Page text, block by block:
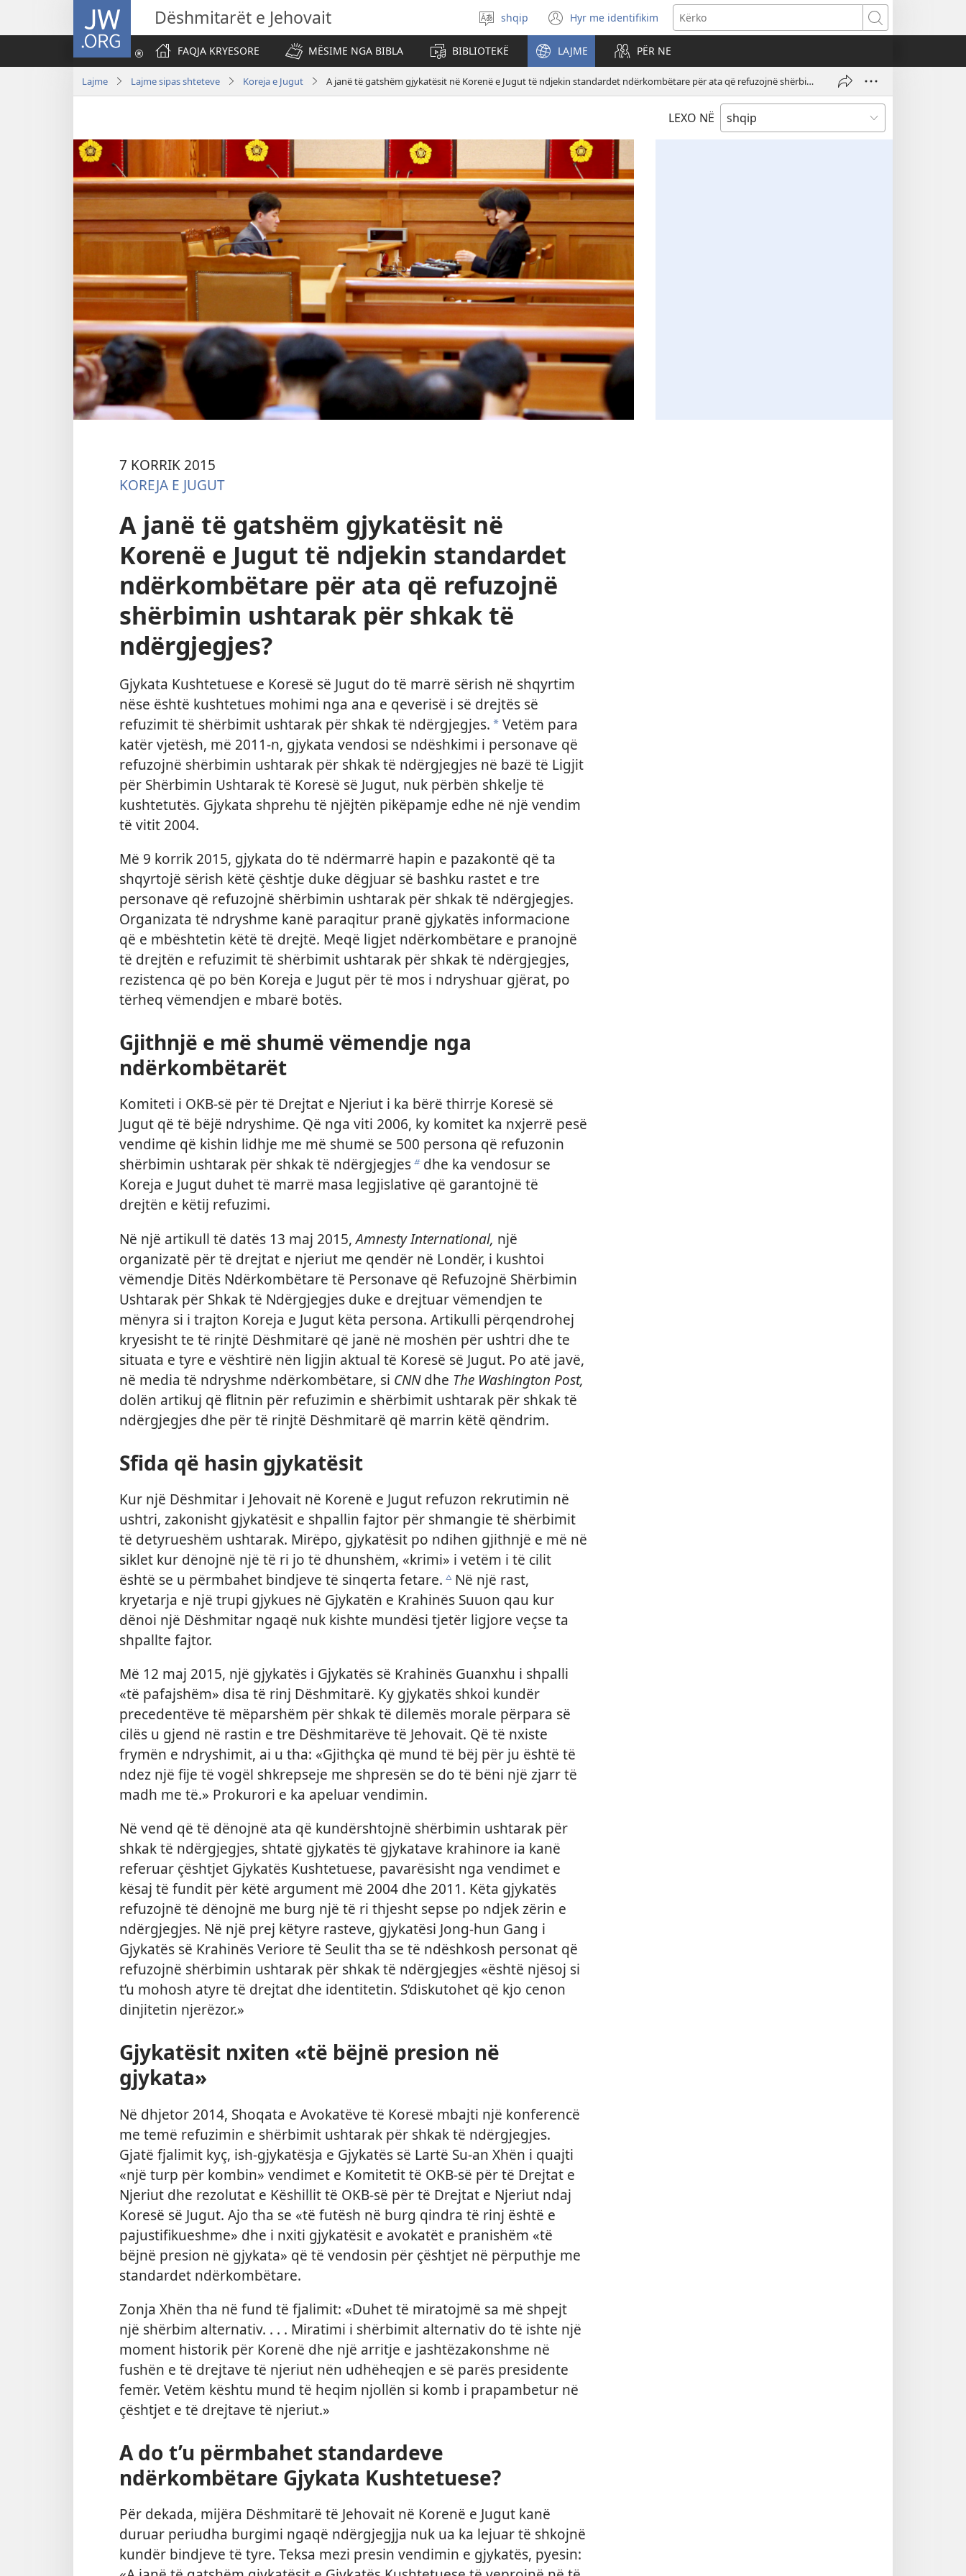
JW.ORG Dëshmitarët e Jehovait
Zgjidh
gjuhën
shqip Hyr me identifikim
(hap
dritare
re)
Kërko
FAQJA KRYESORE
MËSIME NGA BIBLA BIBLIOTEKË LAJME PËR NE
Lajme Lajme sipas shteteve Koreja e Jugut A janë të gatshëm gjykatësit në Korenë e Jugut të ndjekin standardet ndërkombëtare për ata që refuzojnë shërbimin ushtarak për shkak të ndërgjegjes?
LEXO NË
7 KORRIK 2015
KOREJA E JUGUT
A janë të gatshëm gjykatësit në
Korenë e Jugut të ndjekin standardet
ndërkombëtare për ata që refuzojnë
shërbimin ushtarak për shkak të
ndërgjegjes?
Gjykata Kushtetuese e Koresë së Jugut do të marrë sërish në shqyrtim
nëse është kushtetues mohimi nga ana e qeverisë i së drejtës së
refuzimit të shërbimit ushtarak për shkak të ndërgjegjes. a Vetëm para
katër vjetësh, më 2011-n, gjykata vendosi se ndëshkimi i personave që
refuzojnë shërbimin ushtarak për shkak të ndërgjegjes në bazë të Ligjit
për Shërbimin Ushtarak të Koresë së Jugut, nuk përbën shkelje të
kushtetutës. Gjykata shprehu të njëjtën pikëpamje edhe në një vendim
të vitit 2004.
Më 9 korrik 2015, gjykata do të ndërmarrë hapin e pazakontë që ta
shqyrtojë sërish këtë çështje duke dëgjuar së bashku rastet e tre
personave që refuzojnë shërbimin ushtarak për shkak të ndërgjegjes.
Organizata të ndryshme kanë paraqitur pranë gjykatës informacione
që e mbështetin këtë të drejtë. Meqë ligjet ndërkombëtare e pranojnë
të drejtën e refuzimit të shërbimit ushtarak për shkak të ndërgjegjes,
rezistenca që po bën Koreja e Jugut për të mos i ndryshuar gjërat, po
tërheq vëmendjen e mbarë botës.
Gjithnjë e më shumë vëmendje nga
ndërkombëtarët
Komiteti i OKB-së për të Drejtat e Njeriut i ka bërë thirrje Koresë së
Jugut që të bëjë ndryshime. Që nga viti 2006, ky komitet ka nxjerrë pesë
vendime që kishin lidhje me më shumë se 500 persona që refuzonin
shërbimin ushtarak për shkak të ndërgjegjesbdhe ka vendosur se
Koreja e Jugut duhet të marrë masa legjislative që garantojnë të
drejtën e këtij refuzimi.
Në një artikull të datës 13 maj 2015,Amnesty International, një
organizatë për të drejtat e njeriut me qendër në Londër, i kushtoi
vëmendje Ditës Ndërkombëtare të Personave që Refuzojnë Shërbimin
Ushtarak për Shkak të Ndërgjegjes duke e drejtuar vëmendjen te
mënyra si i trajton Koreja e Jugut këta persona. Artikulli përqendrohej
kryesisht te të rinjtë Dëshmitarë që janë në moshën për ushtri dhe te
situata e tyre e vështirë nën ligjin aktual të Koresë së Jugut. Po atë javë,
në media të ndryshme ndërkombëtare, si CNNdhe The Washington Post,
dolën artikuj që flitnin për refuzimin e shërbimit ushtarak për shkak të
ndërgjegjes dhe për të rinjtë Dëshmitarë që marrin këtë qëndrim.
Sfida që hasin gjykatësit
Kur një Dëshmitar i Jehovait në Korenë e Jugut refuzon rekrutimin në
ushtri, zakonisht gjykatësit e shpallin fajtor për shmangie të shërbimit
të detyrueshëm ushtarak. Mirëpo, gjykatësit po ndihen gjithnjë e më në
siklet kur dënojnë një të ri jo të dhunshëm, «krimi» i vetëm i të cilit
është se u përmbahet bindjeve të sinqerta fetare. c Në një rast,
kryetarja e një trupi gjykues në Gjykatën e Krahinës Suuon qau kur
dënoi një Dëshmitar ngaqë nuk kishte mundësi tjetër ligjore veçse ta
shpallte fajtor.
Më 12 maj 2015, një gjykatës i Gjykatës së Krahinës Guanxhu i shpalli
«të pafajshëm» disa të rinj Dëshmitarë. Ky gjykatës shkoi kundër
precedentëve të mëparshëm për shkak të dilemës morale përpara së
cilës u gjend në rastin e tre Dëshmitarëve të Jehovait. Që të nxiste
frymën e ndryshimit, ai u tha: «Gjithçka që mund të bëj për ju është të
ndez një fije të vogël shkrepseje me shpresën se do të bëni një zjarr të
madh me të.» Prokurori e ka apeluar vendimin.
Në vend që të dënojnë ata që kundërshtojnë shërbimin ushtarak për
shkak të ndërgjegjes, shtatë gjykatës të gjykatave krahinore ia kanë
referuar çështjet Gjykatës Kushtetuese, pavarësisht nga vendimet e
kësaj të fundit për këtë argument më 2004 dhe 2011. Këta gjykatës
refuzojnë të dënojnë me burg një të ri thjesht sepse po ndjek zërin e
ndërgjegjes. Në një prej këtyre rasteve, gjykatësi Jong-hun Gang i
Gjykatës së Krahinës Veriore të Seulit tha se të ndëshkosh personat që
refuzojnë shërbimin ushtarak për shkak të ndërgjegjes «është njësoj si
t’u mohosh atyre të drejtat dhe identitetin. S’diskutohet që kjo cenon
dinjitetin njerëzor.»
Gjykatësit nxiten «të bëjnë presion në
gjykata»
Në dhjetor 2014, Shoqata e Avokatëve të Koresë mbajti një konferencë
me temë refuzimin e shërbimit ushtarak për shkak të ndërgjegjes.
Gjatë fjalimit kyç, ish-gjykatësja e Gjykatës së Lartë Su-an Xhën i quajti
«një turp për kombin» vendimet e Komitetit të OKB-së për të Drejtat e
Njeriut dhe rezolutat e Këshillit të OKB-së për të Drejtat e Njeriut ndaj
Koresë së Jugut. Ajo tha se «të futësh në burg qindra të rinj është e
pajustifikueshme» dhe i nxiti gjykatësit e avokatët e pranishëm «të
bëjnë presion në gjykata» që të vendosin për çështjet në përputhje me
standardet ndërkombëtare.
Zonja Xhën tha në fund të fjalimit: «Duhet të miratojmë sa më shpejt
një shërbim alternativ. . . . Miratimi i shërbimit alternativ do të ishte një
moment historik për Korenë dhe një arritje e jashtëzakonshme në
fushën e të drejtave të njeriut nën udhëheqjen e së parës presidente
femër. Vetëm kështu mund të heqim njollën si komb i prapambetur në
çështjet e të drejtave të njeriut.»
A do t’u përmbahet standardeve
ndërkombëtare Gjykata Kushtetuese?
Për dekada, mijëra Dëshmitarë të Jehovait në Korenë e Jugut kanë
duruar periudha burgimi ngaqë ndërgjegjja nuk ua ka lejuar të shkojnë
kundër bindjeve të tyre. Teksa mezi presin vendimin e gjykatës, pyesin: